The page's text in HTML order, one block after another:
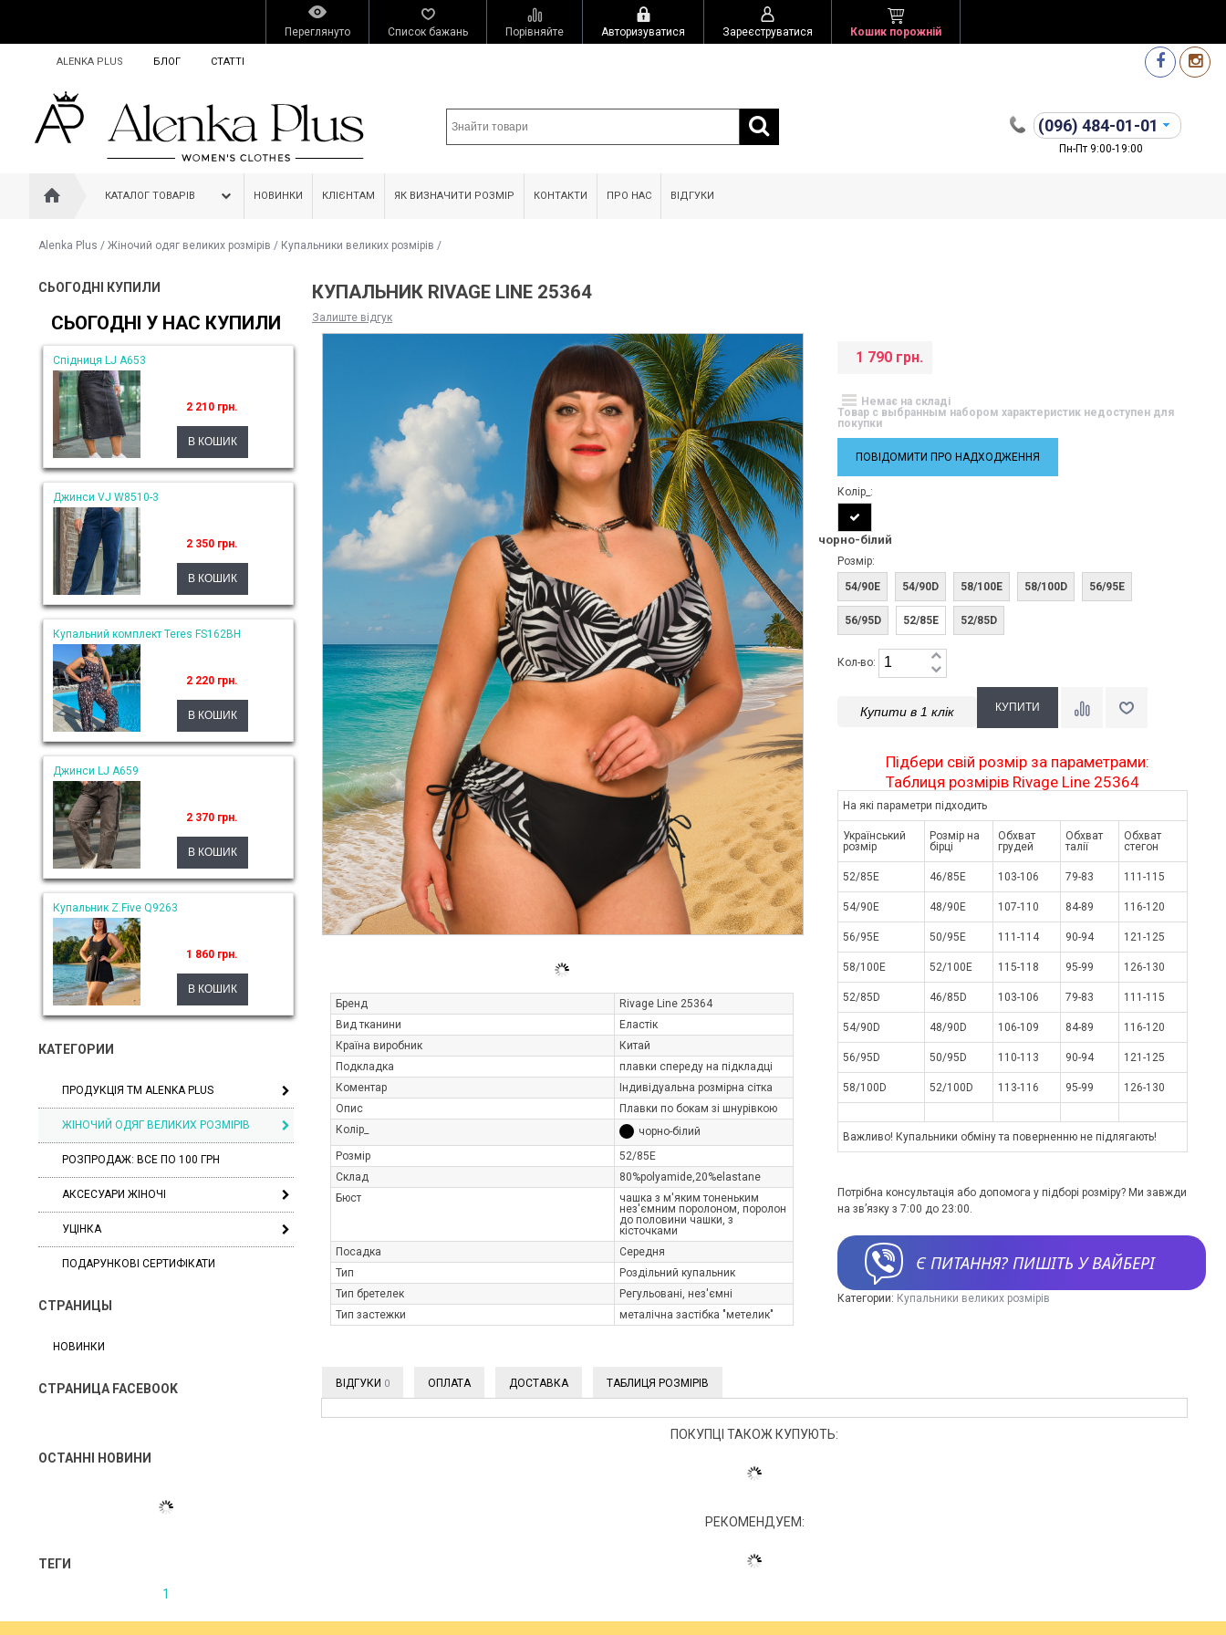
Переглянуто Список бажань Порівняйте Авторизуватися Зареєструватися Кошик порожній
ALENKA PLUS БЛОГ СТАТТІ
(096) 484-01-01
Пн-Пт 9:00-19:00
КАТАЛОГ ТОВАРІВ НОВИНКИ КЛІЄНТАМ ЯК ВИЗНАЧИТИ РОЗМІР КОНТАКТИ ПРО НАС ВІДГУКИ
Alenka Plus / Жіночий одяг великих розмірів / Купальники великих розмірів /
СЬОГОДНІ КУПИЛИ
СЬОГОДНІ У НАС КУПИЛИ
Спідниця LJ A653
2 210 грн.
Джинси VJ W8510-3
2 350 грн.
Купальний комплект Teres FS162BH
2 220 грн.
Джинси LJ A659
2 370 грн.
Купальник Z.Five Q9263
1 860 грн.
КАТЕГОРИИ
ПРОДУКЦІЯ ТМ ALENKA PLUS
ЖІНОЧИЙ ОДЯГ ВЕЛИКИХ РОЗМІРІВ
РОЗПРОДАЖ: ВСЕ ПО 100 ГРН
АКСЕСУАРИ ЖІНОЧІ
УЦІНКА
ПОДАРУНКОВІ СЕРТИФІКАТИ
СТРАНИЦЫ
НОВИНКИ
СТРАНИЦА FACEBOOK
ОСТАННІ НОВИНИ
ТЕГИ
1
КУПАЛЬНИК RIVAGE LINE 25364
Залиште відгук
Бренд
Rivage Line 25364
Вид тканини
Еластік
Країна виробник
Китай
Подкладка
плавки спереду на підкладці
Коментар
Індивідуальна розмірна сітка
Опис
Плавки по бокам зі шнурівкою
Колір_
чорно-білий
Розмір
52/85E
Склад
80%polyamide,20%elastane
Бюст
чашка з м'яким тоненьким
нез'ємним поролоном, поролон
до половини чашки, з
кісточками
Посадка
Середня
Тип
Роздільний купальник
Тип бретелек
Регульовані, нез'ємні
Тип застежки
металічна застібка "метелик"
1 790 грн.
Немає на складі
Товар с выбранным набором характеристик недоступен для
покупки
ПОВІДОМИТИ ПРО НАДХОДЖЕННЯ
Колір_:
чорно-білий
Розмір:
54/90E
54/90D 58/100E 58/100D 56/95E
56/95D 52/85E 52/85D
Кол-во:
Купити в 1 клік
Підбери свій розмір за параметрами:
Таблиця розмірів Rivage Line 25364
На які параметри підходить
Український
розмір
Розмір на
бірці
Обхват
грудей
Обхват
талії
Обхват
стегон
52/85E 46/85E 103-106 79-83 111-115
54/90E 48/90E 107-110 84-89 116-120
56/95E 50/95E 111-114 90-94 121-125
58/100E 52/100E 115-118 95-99 126-130
52/85D 46/85D 103-106 79-83 111-115
54/90D 48/90D 106-109 84-89 116-120
56/95D 50/95D 110-113 90-94 121-125
58/100D 52/100D 113-116 95-99 126-130
Важливо! Купальники обміну та поверненню не підлягають!
Потрібна консультація або допомога у підборі розміру? Ми завжди
на зв’язку з 7:00 до 23:00.
Є ПИТАННЯ? ПИШІТЬ У ВАЙБЕРІ
Категории: Купальники великих розмірів
ВІДГУКИ 0 ОПЛАТА ДОСТАВКА ТАБЛИЦЯ РОЗМІРІВ
ПОКУПЦІ ТАКОЖ КУПУЮТЬ:
РЕКОМЕНДУЕМ: